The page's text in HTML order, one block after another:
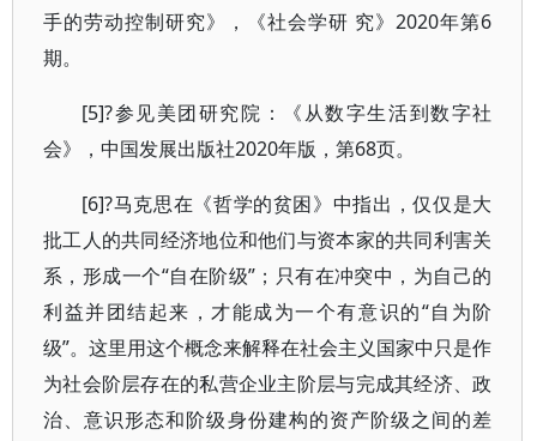
手的劳动控制研究》，《社会学研 究》2020年第6
期。
[5]?参见美团研究院：《从数字生活到数字社
会》，中国发展出版社2020年版，第68页。
[6]?马克思在《哲学的贫困》中指出，仅仅是大
批工人的共同经济地位和他们与资本家的共同利害关
系，形成一个“自在阶级”；只有在冲突中，为自己的
利益并团结起来，才能成为一个有意识的“自为阶
级”。这里用这个概念来解释在社会主义国家中只是作
为社会阶层存在的私营企业主阶层与完成其经济、政
治、意识形态和阶级身份建构的资产阶级之间的差